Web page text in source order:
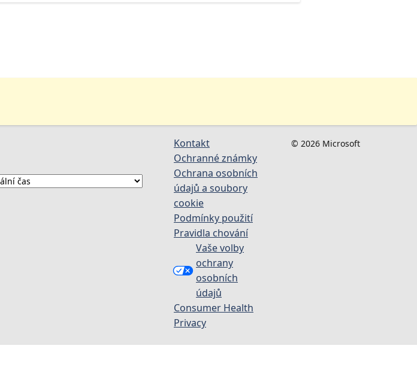
Kontakt
Ochranné známky
Ochrana osobních
údajů a soubory
cookie
Podmínky použití
Pravidla chování
Vaše volby
ochrany
osobních
údajů
Consumer Health
Privacy
© 2026 Microsoft